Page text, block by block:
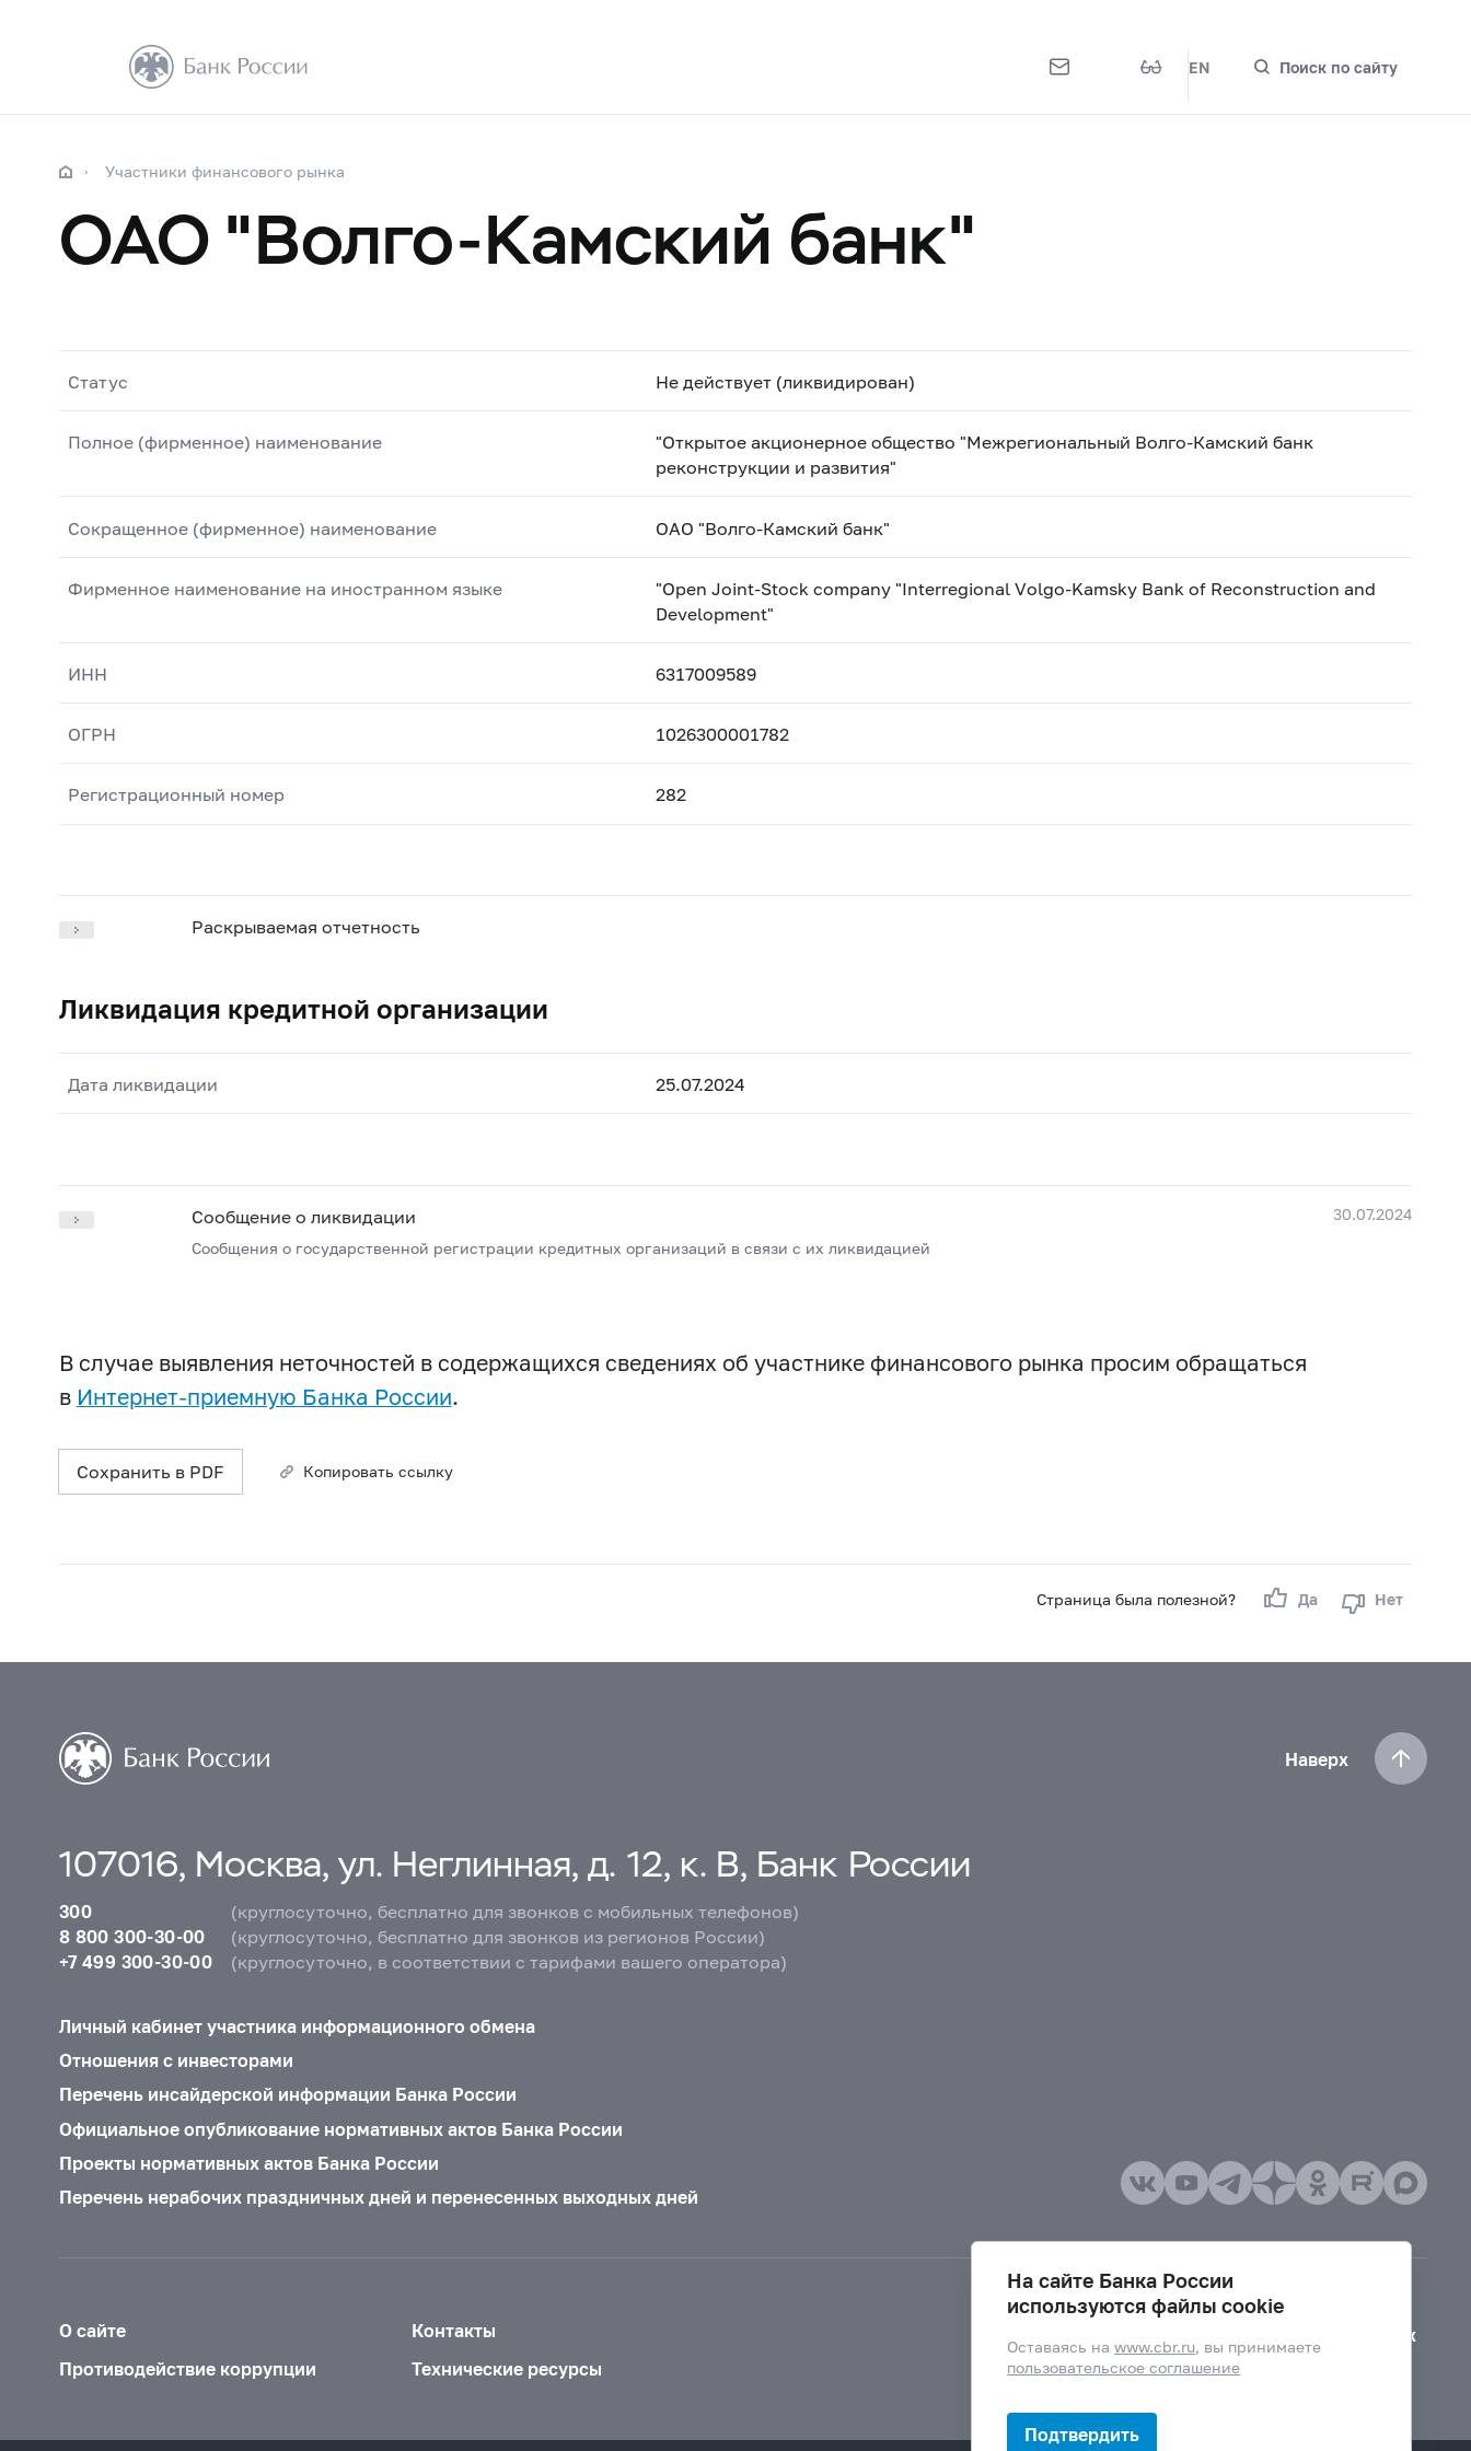
EN Поиск по сайту
Участники финансового рынка
ОАО "Волго-Камский банк"
Статус Не действует (ликвидирован)
Полное (фирменное) наименование
"Открытое акционерное общество "Межрегиональный Волго-Камский банк
реконструкции и развития"
Сокращенное (фирменное) наименование ОАО "Волго-Камский банк"
Фирменное наименование на иностранном языке
"Open Joint-Stock company "Interregional Volgo-Kamsky Bank of Reconstruction and
Development"
ИНН 6317009589
ОГРН 1026300001782
Регистрационный номер 282
Раскрываемая отчетность
Ликвидация кредитной организации
Дата ликвидации 25.07.2024
30.07.2024
Сообщение о ликвидации
Сообщения о государственной регистрации кредитных организаций в связи с их ликвидацией
В случае выявления неточностей в содержащихся сведениях об участнике финансового рынка просим обращаться
в Интернет-приемную Банка России.
Сохранить в PDF Копировать ссылку
Страница была полезной? Да Нет
Наверх
107016, Москва, ул. Неглинная, д. 12, к. В, Банк России
300
(круглосуточно, бесплатно для звонков с мобильных телефонов)
8 800 300-30-00
(круглосуточно, бесплатно для звонков из регионов России)
+7 499 300-30-00
(круглосуточно, в соответствии с тарифами вашего оператора)
Личный кабинет участника информационного обмена
Отношения с инвесторами
Перечень инсайдерской информации Банка России
Официальное опубликование нормативных актов Банка России
Проекты нормативных актов Банка России
Перечень нерабочих праздничных дней и перенесенных выходных дней
О сайте
Контакты
Противодействие коррупции
Технические ресурсы
Версия для слабовидящих
На сайте Банка России
используются файлы cookie
Оставаясь наwww.cbr.ru, вы принимаете
пользовательское соглашение
Подтвердить